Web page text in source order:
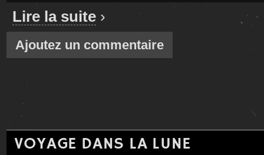
Lire la suite ›
Ajoutez un commentaire
VOYAGE DANS LA LUNE